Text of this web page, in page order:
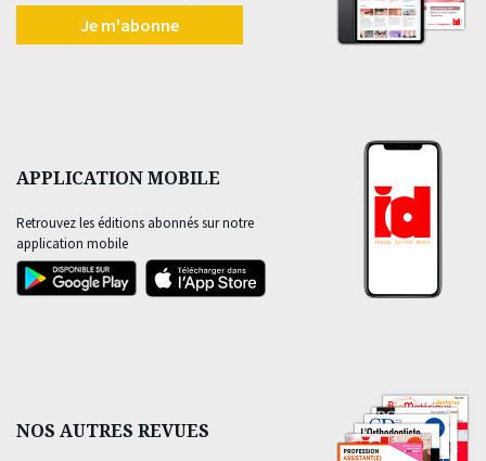
Je m'abonne
APPLICATION MOBILE
Retrouvez les éditions abonnés sur notre
application mobile
NOS AUTRES REVUES